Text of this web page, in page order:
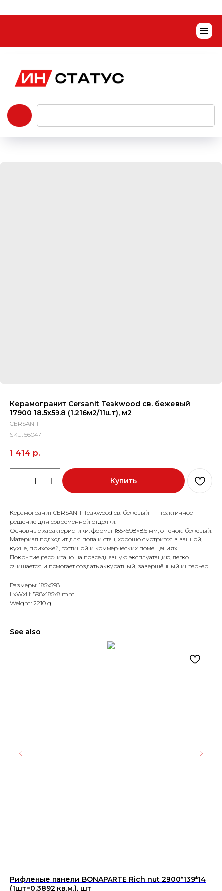
Керамогранит Cersanit Teakwood св. бежевый
17900 18.5x59.8 (1.216м2/11шт), м2
CERSANIT
SKU: 56047
1 414 р.
Купить
Керамогранит CERSANIT Teakwood св. бежевый — практичное
решение для современной отделки.
Основные характеристики: формат 185×598×8.5 мм, оттенок: бежевый.
Материал подходит для пола и стен, хорошо смотрится в ванной,
кухне, прихожей, гостиной и коммерческих помещениях.
Покрытие рассчитано на повседневную эксплуатацию, легко
очищается и помогает создать аккуратный, завершённый интерьер.
Размеры: 185x598
LxWxH: 598x185x8 mm
Weight: 2210 g
See also
Рифленые панели BONAPARTE Rich nut 2800*139*14
(1шт=0,3892 кв.м.), шт